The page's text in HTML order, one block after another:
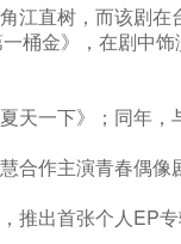
江直树，而该剧在
桶金》，在剧中饰
一下》；同年，
合作主演青春偶像
推出首张个人EP专